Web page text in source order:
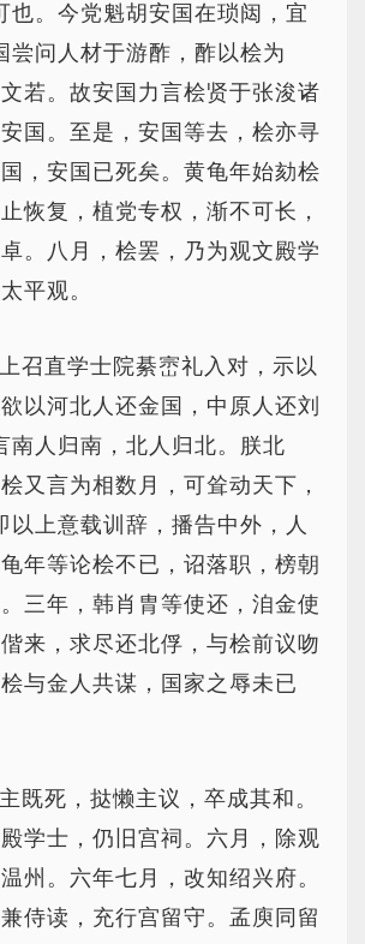
也。今党魁胡安国在琐闼，宜
尝问人材于游酢，酢以桧为
若。故安国力言桧贤于张浚诸
国。至是，安国等去，桧亦寻
，安国已死矣。黄龟年始劾桧
恢复，植党专权，渐不可长，
。八月，桧罢，乃为观文殿学
平观。
召直学士院綦崈礼入对，示以
以河北人还金国，中原人还刘
南人归南，北人归北。朕北
又言为相数月，可耸动天下，
以上意载训辞，播告中外，人
年等论桧不已，诏落职，榜朝
三年，韩肖胄等使还，洎金使
来，求尽还北俘，与桧前议吻
与金人共谋，国家之辱未已
既死，挞懒主议，卒成其和。
学士，仍旧宫祠。六月，除观
州。六年七月，改知绍兴府。
侍读，充行宫留守。孟庾同留